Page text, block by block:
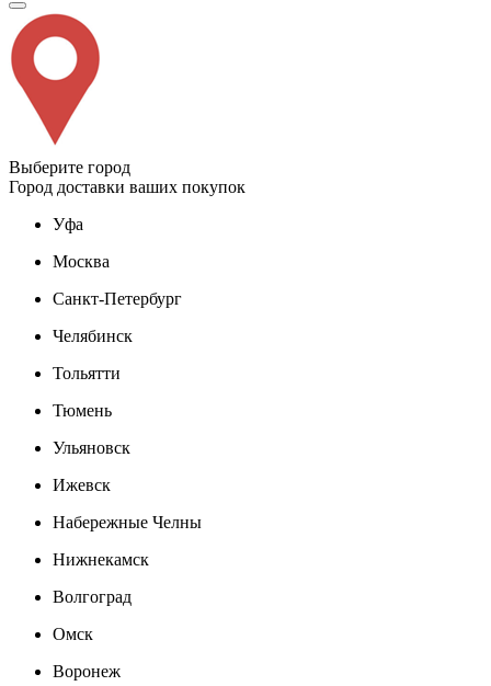
Выберите город
Город доставки ваших покупок
Уфа
Москва
Санкт-Петербург
Челябинск
Тольятти
Тюмень
Ульяновск
Ижевск
Набережные Челны
Нижнекамск
Волгоград
Омск
Воронеж